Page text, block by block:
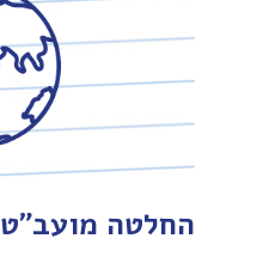
החלטה מועב"ט 2234